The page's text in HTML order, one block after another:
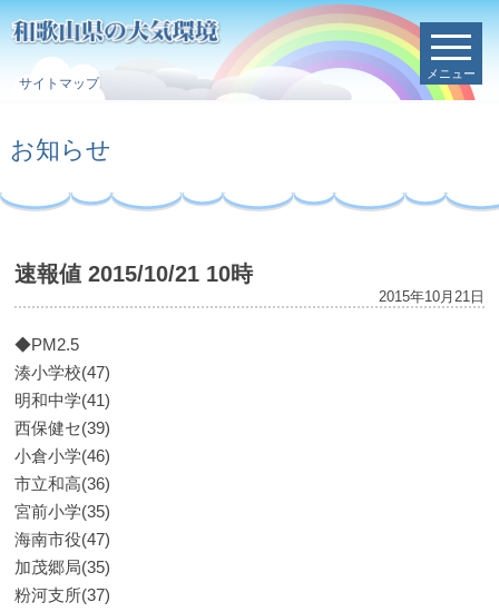
サイトマップ
メニュー
お知らせ
速報値 2015/10/21 10時
2015年10月21日
◆PM2.5
湊小学校(47)
明和中学(41)
西保健セ(39)
小倉小学(46)
市立和高(36)
宮前小学(35)
海南市役(47)
加茂郷局(35)
粉河支所(37)